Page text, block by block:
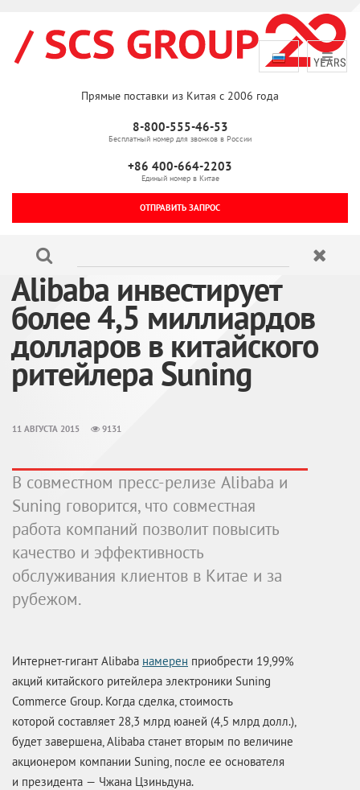
Прямые поставки из Китая с 2006 года
8-800-555-46-53
Бесплатный номер для звонков в России
+86 400-664-2203
Единый номер в Китае
ОТПРАВИТЬ ЗАПРОС
Alibaba инвестирует
более 4,5 миллиардов
долларов в китайского
ритейлера Suning
11 АВГУСТА 2015 9131
В совместном пресс-релизе Alibaba и
Suning говорится, что совместная
работа компаний позволит повысить
качество и эффективность
обслуживания клиентов в Китае и за
рубежом.
Интернет-гигант Alibaba намерен приобрести 19,99%
акций китайского ритейлера электроники Suning
Commerce Group. Когда сделка, стоимость
которой составляет 28,3 млрд юаней (4,5 млрд долл.),
будет завершена, Alibaba станет вторым по величине
акционером компании Suning, после ее основателя
и президента — Чжана Цзиньдуна.